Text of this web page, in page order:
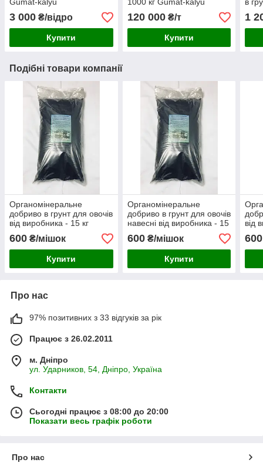
Gumat-kalyu
3 000 ₴/відро
Купити
1000 кг Gumat-kalyu
120 000₴/т
Купити
в
1
Подібні товари компанії
Органомінеральне
добриво в грунт для овочів
від виробника - 15 кг
600 ₴/мішок
Купити
Органомінеральне
добриво в грунт для овочів
навесні від виробника - 15
600₴/мішок
Купити
від
600
Про нас
97% позитивних з 33 відгуків за рік
Працює з 26.02.2011
м. Дніпро
ул. Ударников, 54, Дніпро, Україна
Контакти
Сьогодні працює з 08:00 до 20:00
Показати весь графік роботи
Про нас